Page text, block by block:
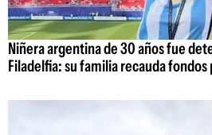
Niñera argentina de 30 años fue
Filadelfia: su familia recauda fondos